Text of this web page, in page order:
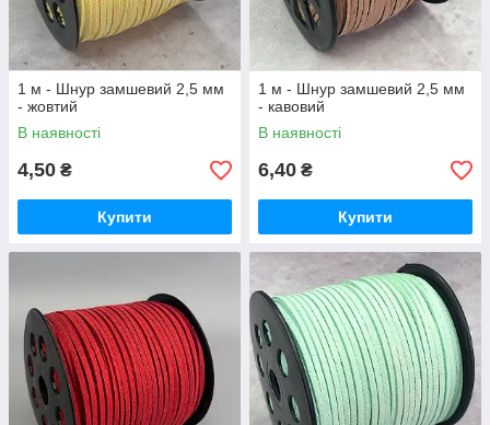
1 м - Шнур замшевий 2,5 мм
- жовтий
В наявності
4,50 ₴
Купити
1 м - Шнур замшевий 2,5 мм
- кавовий
В наявності
6,40 ₴
Купити